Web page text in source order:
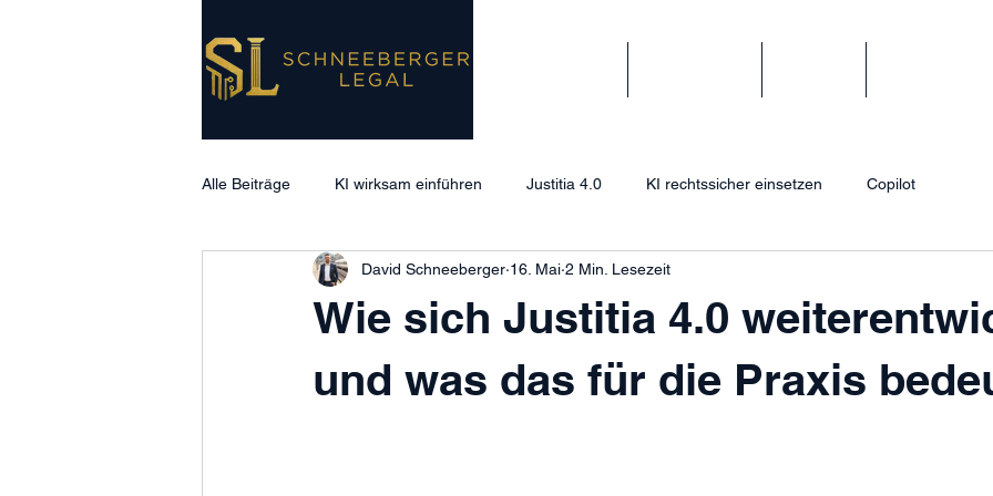
Alle Beiträge KI wirksam einführen Justitia 4.0 KI rechtssicher einsetzen Copilot
Wie sich Justitia 4.0
und was das für die Praxis
David Schneeberger 16. Mai 2 Min. Lesezeit